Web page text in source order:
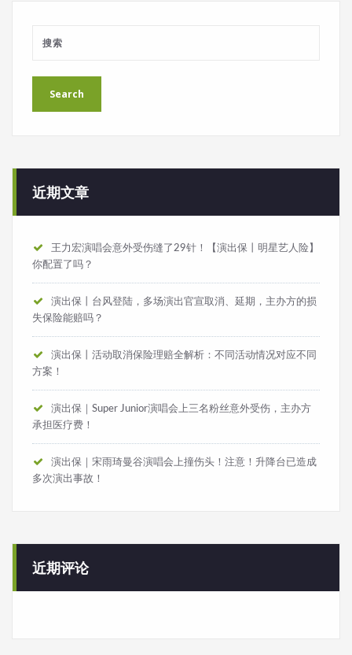
近期文章
王力宏演唱会意外受伤缝了29针！【演出保丨明星艺人险】
你配置了吗？
演出保丨台风登陆，多场演出官宣取消、延期，主办方的损
失保险能赔吗？
演出保丨活动取消保险理赔全解析：不同活动情况对应不同
方案！
演出保｜Super Junior演唱会上三名粉丝意外受伤，主办方
承担医疗费！
演出保｜宋雨琦曼谷演唱会上撞伤头！注意！升降台已造成
多次演出事故！
近期评论